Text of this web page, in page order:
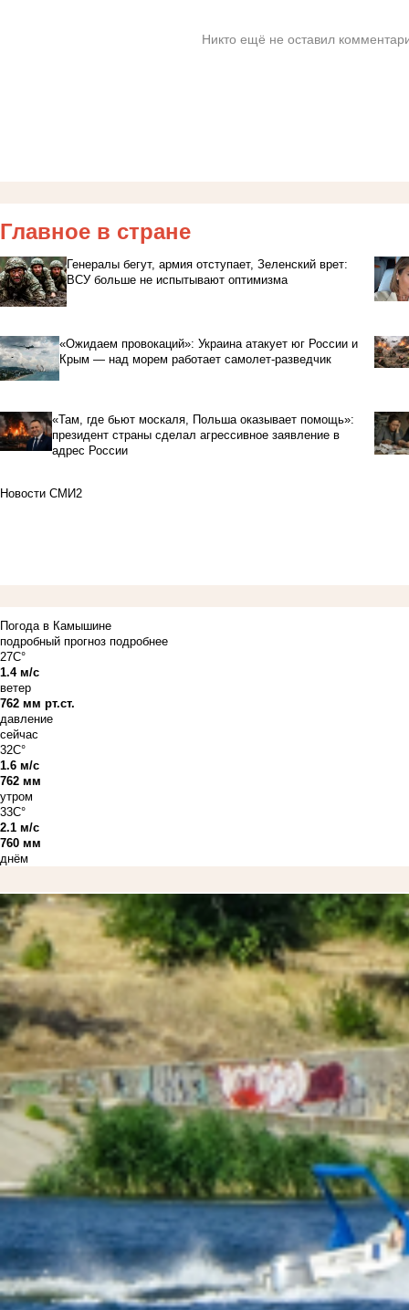
Никто ещё не оставил
Главное в стране
Генералы бегут, армия отступает, Зеленский врет:
ВСУ больше не испытывают оптимизма
«Ожидаем провокаций»: Украина атакует юг России и
Крым — над морем работает самолет-разведчик
«Там, где бьют москаля, Польша оказывает помощь»:
президент страны сделал агрессивное заявление в
адрес России
Новости СМИ2
Погода в Камышине
подробный прогноз подробнее
27C°
1.4 м/с
ветер
762 мм рт.ст.
давление
сейчас
32C°
1.6 м/с
762 мм
утром
33C°
2.1 м/с
760 мм
днём